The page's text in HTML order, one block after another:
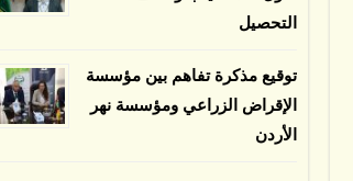
التحصيل
توقيع مذكرة تفاهم بين مؤسسة
الإقراض الزراعي ومؤسسة نهر
الأردن